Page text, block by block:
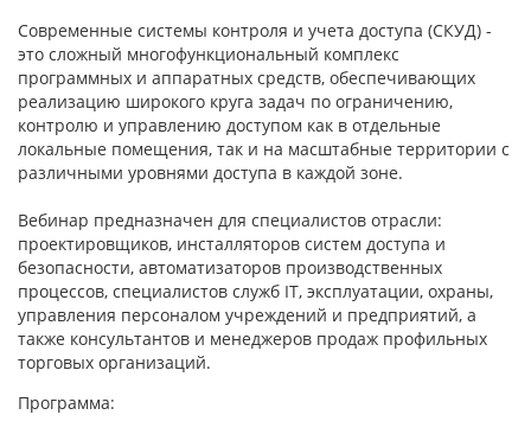
Современные системы контроля и учета доступа (СКУД) -
это сложный многофункциональный комплекс
программных и аппаратных средств, обеспечивающих
реализацию широкого круга задач по ограничению,
контролю и управлению доступом как в отдельные
локальные помещения, так и на масштабные территории с
различными уровнями доступа в каждой зоне.
Вебинар предназначен для специалистов отрасли:
проектировщиков, инсталляторов систем доступа и
безопасности, автоматизаторов производственных
процессов, специалистов служб IT, эксплуатации, охраны,
управления персоналом учреждений и предприятий, а
также консультантов и менеджеров продаж профильных
торговых организаций.
Программа: